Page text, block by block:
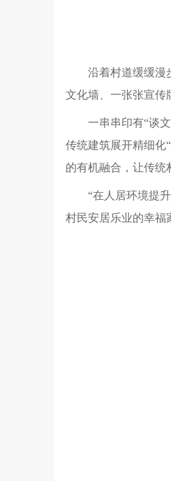
沿着村道缓缓漫
文化墙、一张张宣传
一串串印有“谈
传统建筑展开精细化
的有机融合，让传统
“在人居环境提
村民安居乐业的幸福